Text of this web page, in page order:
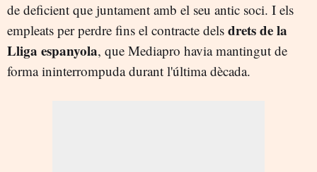
de deficient que juntament amb el seu antic soci. I els
empleats per perdre fins el contracte dels drets de la
Lliga espanyola, que Mediapro havia mantingut de
forma ininterrompuda durant l'última dècada.